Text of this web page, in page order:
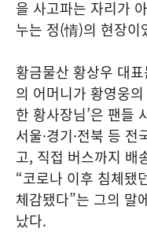
을 사고파는 자리가
누는 정(情)의 현장이
황금물산 황상우 대
의 어머니가 황영웅
한 황사장님’은 팬들
서울·경기·전북 등
고, 직접 버스까지 배
“코로나 이후 침체됐
체감됐다”는 그의 말
났다.